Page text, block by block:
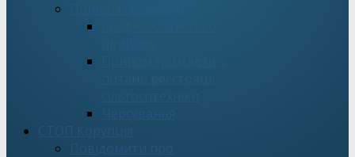
СТОП Корупція
Повідомити про